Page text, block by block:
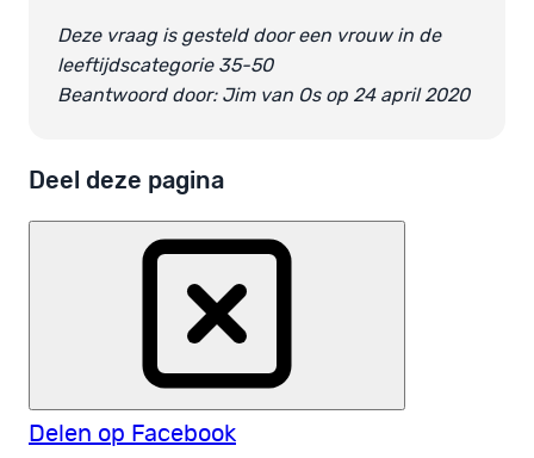
Deze vraag is gesteld door een vrouw in de
leeftijdscategorie 35-50
Beantwoord door: Jim van Os op 24 april 2020
Deel deze pagina
Delen op Facebook